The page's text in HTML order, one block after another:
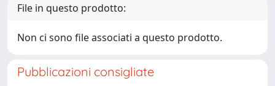
File in questo prodotto:
Non ci sono file associati a questo prodotto.
Pubblicazioni consigliate